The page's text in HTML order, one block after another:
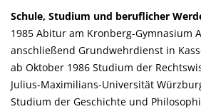
Schule, Studium und beruflicher
1985 Abitur am Kronberg-Gymnasium
anschließend Grundwehrdienst in
ab Oktober 1986 Studium der
Julius-Maximilians-Universität
Studium der Geschichte und